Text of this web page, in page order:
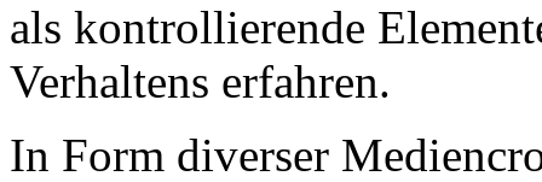
als kontrollierende
Verhaltens erfahren.
In Form diverser